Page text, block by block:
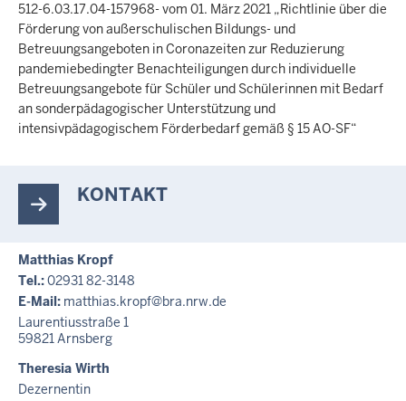
512-6.03.17.04-157968- vom 01. März 2021 „Richtlinie über die
Förderung von außerschulischen Bildungs- und
Betreuungsangeboten in Coronazeiten zur Reduzierung
pandemiebedingter Benachteiligungen durch individuelle
Betreuungsangebote für Schüler und Schülerinnen mit Bedarf
an sonderpädagogischer Unterstützung und
intensivpädagogischem Förderbedarf gemäß § 15 AO-SF“
KONTAKT
Matthias Kropf
Tel.:02931 82-3148
E-Mail: matthias.kropf@bra.nrw.de
Laurentiusstraße 1
59821Arnsberg
Theresia Wirth
Dezernentin